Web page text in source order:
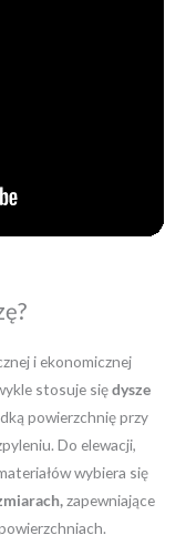
i ekonomicznej
stosuje siędysze
powierzchnię przy
Do elewacji,
wybiera się
zapewniające